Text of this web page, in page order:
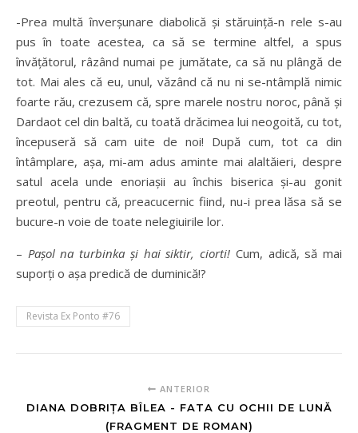
-Prea multă înverşunare diabolică şi stăruinţă-n rele s-au
pus în toate acestea, ca să se termine altfel, a spus
învăţătorul, râzând numai pe jumătate, ca să nu plângă de
tot. Mai ales că eu, unul, văzând că nu ni se-ntâmplă nimic
foarte rău, crezusem că, spre marele nostru noroc, până şi
Dardaot cel din baltă, cu toată drăcimea lui neogoită, cu tot,
începuseră să cam uite de noi! După cum, tot ca din
întâmplare, aşa, mi-am adus aminte mai alaltăieri, despre
satul acela unde enoriaşii au închis biserica şi-au gonit
preotul, pentru că, preacucernic fiind, nu-i prea lăsa să se
bucure-n voie de toate nelegiuirile lor.
– Paşol na turbinka şi hai siktir, ciorti! Cum, adică, să mai
suporţi o aşa predică de duminică!?
Revista Ex Ponto #76
ANTERIOR
DIANA DOBRIȚA BÎLEA - FATA CU OCHII DE LUNĂ
(FRAGMENT DE ROMAN)